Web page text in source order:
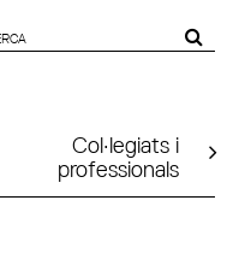
DE CERCA
Col·legiats i
professionals